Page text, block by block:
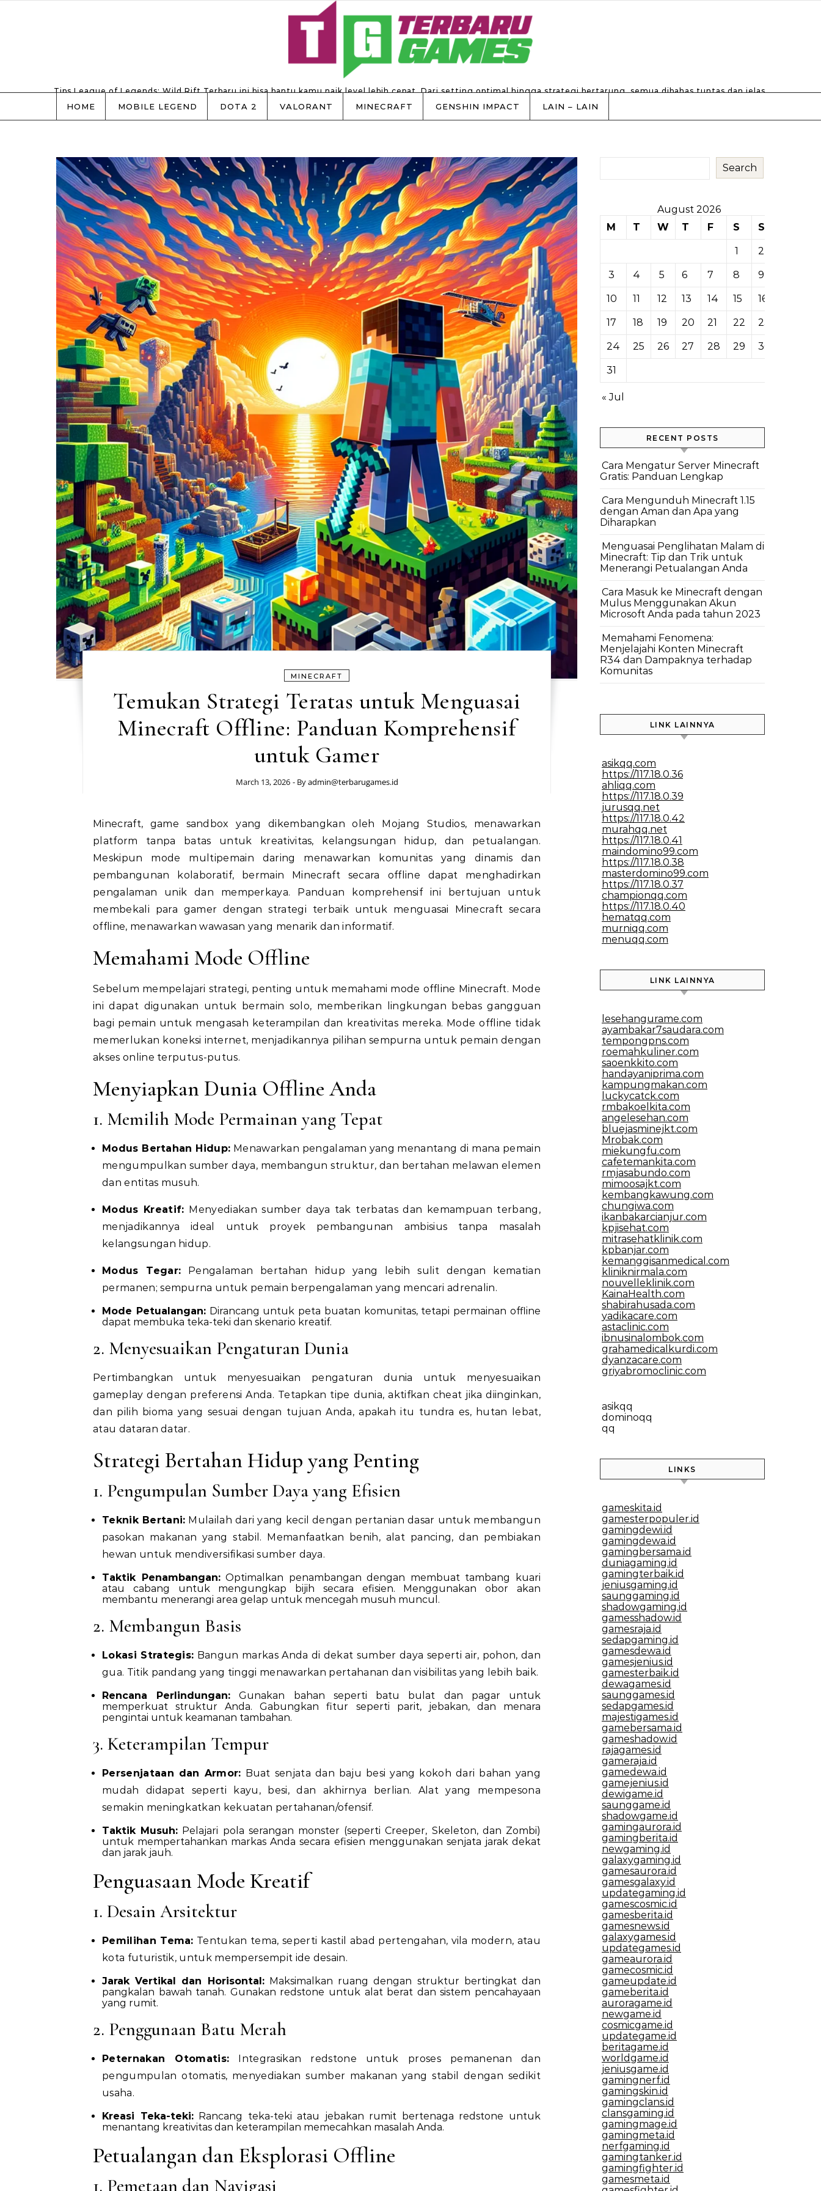
Skip to content
Tips League of Legends: Wild Rift Terbaru ini bisa bantu kamu naik level lebih cepat. Dari setting optimal hingga strategi bertarung, semua dibahas tuntas dan jelas.
HOME MOBILE LEGEND DOTA 2 VALORANT MINECRAFT GENSHIN IMPACT LAIN – LAIN
MINECRAFT
Temukan Strategi Teratas untuk Menguasai
Minecraft Offline: Panduan Komprehensif
untuk Gamer
March 13, 2026 - Byadmin@terbarugames.id
Minecraft, game sandbox yang dikembangkan oleh Mojang Studios, menawarkan
platform tanpa batas untuk kreativitas, kelangsungan hidup, dan petualangan.
Meskipun mode multipemain daring menawarkan komunitas yang dinamis dan
pembangunan kolaboratif, bermain Minecraft secara offline dapat menghadirkan
pengalaman unik dan memperkaya. Panduan komprehensif ini bertujuan untuk
membekali para gamer dengan strategi terbaik untuk menguasai Minecraft secara
offline, menawarkan wawasan yang menarik dan informatif.
Memahami Mode Offline
Sebelum mempelajari strategi, penting untuk memahami mode offline Minecraft. Mode
ini dapat digunakan untuk bermain solo, memberikan lingkungan bebas gangguan
bagi pemain untuk mengasah keterampilan dan kreativitas mereka. Mode offline tidak
memerlukan koneksi internet, menjadikannya pilihan sempurna untuk pemain dengan
akses online terputus-putus.
Menyiapkan Dunia Offline Anda
1. Memilih Mode Permainan yang Tepat
Modus Bertahan Hidup: Menawarkan pengalaman yang menantang di mana pemain
mengumpulkan sumber daya, membangun struktur, dan bertahan melawan elemen
dan entitas musuh.
Modus Kreatif: Menyediakan sumber daya tak terbatas dan kemampuan terbang,
menjadikannya ideal untuk proyek pembangunan ambisius tanpa masalah
kelangsungan hidup.
Modus Tegar: Pengalaman bertahan hidup yang lebih sulit dengan kematian
permanen; sempurna untuk pemain berpengalaman yang mencari adrenalin.
Mode Petualangan:Dirancang untuk peta buatan komunitas, tetapi permainan offline
dapat membuka teka-teki dan skenario kreatif.
2. Menyesuaikan Pengaturan Dunia
Pertimbangkan untuk menyesuaikan pengaturan dunia untuk menyesuaikan
gameplay dengan preferensi Anda. Tetapkan tipe dunia, aktifkan cheat jika diinginkan,
dan pilih bioma yang sesuai dengan tujuan Anda, apakah itu tundra es, hutan lebat,
atau dataran datar.
Strategi Bertahan Hidup yang Penting
1. Pengumpulan Sumber Daya yang Efisien
Teknik Bertani: Mulailah dari yang kecil dengan pertanian dasar untuk membangun
pasokan makanan yang stabil. Memanfaatkan benih, alat pancing, dan pembiakan
hewan untuk mendiversifikasi sumber daya.
Taktik Penambangan:Optimalkan penambangan dengan membuat tambang kuari
atau cabang untuk mengungkap bijih secara efisien. Menggunakan obor akan
membantu menerangi area gelap untuk mencegah musuh muncul.
2. Membangun Basis
Lokasi Strategis: Bangun markas Anda di dekat sumber daya seperti air, pohon, dan
gua. Titik pandang yang tinggi menawarkan pertahanan dan visibilitas yang lebih baik.
Rencana Perlindungan: Gunakan bahan seperti batu bulat dan pagar untuk
memperkuat struktur Anda. Gabungkan fitur seperti parit, jebakan, dan menara
pengintai untuk keamanan tambahan.
3. Keterampilan Tempur
Persenjataan dan Armor: Buat senjata dan baju besi yang kokoh dari bahan yang
mudah didapat seperti kayu, besi, dan akhirnya berlian. Alat yang mempesona
semakin meningkatkan kekuatan pertahanan/ofensif.
Taktik Musuh: Pelajari pola serangan monster (seperti Creeper, Skeleton, dan Zombi)
untuk mempertahankan markas Anda secara efisien menggunakan senjata jarak dekat
dan jarak jauh.
Penguasaan Mode Kreatif
1. Desain Arsitektur
Pemilihan Tema: Tentukan tema, seperti kastil abad pertengahan, vila modern, atau
kota futuristik, untuk mempersempit ide desain.
Jarak Vertikal dan Horisontal:Maksimalkan ruang dengan struktur bertingkat dan
pangkalan bawah tanah. Gunakan redstone untuk alat berat dan sistem pencahayaan
yang rumit.
2. Penggunaan Batu Merah
Peternakan Otomatis: Integrasikan redstone untuk proses pemanenan dan
pengumpulan otomatis, menyediakan sumber makanan yang stabil dengan sedikit
usaha.
Kreasi Teka-teki:Rancang teka-teki atau jebakan rumit bertenaga redstone untuk
menantang kreativitas dan keterampilan memecahkan masalah Anda.
Petualangan dan Eksplorasi Offline
1. Pemetaan dan Navigasi
Search
August 2026
M
T W T F S S
1 2
3 4 5 6 7 8 9
10 11 12 13 14 15 16
17 18 19 20 21 22 23
24 25 26 27 28 29 30
31
« Jul
RECENT POSTS
Cara Mengatur Server Minecraft
Gratis: Panduan Lengkap
Cara Mengunduh Minecraft 1.15
dengan Aman dan Apa yang
Diharapkan
Menguasai Penglihatan Malam di
Minecraft: Tip dan Trik untuk
Menerangi Petualangan Anda
Cara Masuk ke Minecraft dengan
Mulus Menggunakan Akun
Microsoft Anda pada tahun 2023
Memahami Fenomena:
Menjelajahi Konten Minecraft
R34 dan Dampaknya terhadap
Komunitas
LINK LAINNYA
asikqq.com
https://117.18.0.36
ahliqq.com
https://117.18.0.39
jurusqq.net
https://117.18.0.42
murahqq.net
https://117.18.0.41
maindomino99.com
https://117.18.0.38
masterdomino99.com
https://117.18.0.37
championqq.com
https://117.18.0.40
hematqq.com
murniqq.com
menuqq.com
LINK LAINNYA
lesehangurame.com
ayambakar7saudara.com
tempongpns.com
roemahkuliner.com
saoenkkito.com
handayaniprima.com
kampungmakan.com
luckycatck.com
rmbakoelkita.com
angelesehan.com
bluejasminejkt.com
Mrobak.com
miekungfu.com
cafetemankita.com
rmjasabundo.com
mimoosajkt.com
kembangkawung.com
chungiwa.com
ikanbakarcianjur.com
kpjisehat.com
mitrasehatklinik.com
kpbanjar.com
kemanggisanmedical.com
kliniknirmala.com
nouvelleklinik.com
KainaHealth.com
shabirahusada.com
yadikacare.com
astaclinic.com
ibnusinalombok.com
grahamedicalkurdi.com
dyanzacare.com
griyabromoclinic.com
asikqq
dominoqq
qq
LINKS
gameskita.id
gamesterpopuler.id
gamingdewi.id
gamingdewa.id
gamingbersama.id
duniagaming.id
gamingterbaik.id
jeniusgaming.id
saunggaming.id
shadowgaming.id
gamesshadow.id
gamesraja.id
sedapgaming.id
gamesdewa.id
gamesjenius.id
gamesterbaik.id
dewagames.id
saunggames.id
sedapgames.id
majestigames.id
gamebersama.id
gameshadow.id
rajagames.id
gameraja.id
gamedewa.id
gamejenius.id
dewigame.id
saunggame.id
shadowgame.id
gamingaurora.id
gamingberita.id
newgaming.id
galaxygaming.id
gamesaurora.id
gamesgalaxy.id
updategaming.id
gamescosmic.id
gamesberita.id
gamesnews.id
galaxygames.id
updategames.id
gameaurora.id
gamecosmic.id
gameupdate.id
gameberita.id
auroragame.id
newgame.id
cosmicgame.id
updategame.id
beritagame.id
worldgame.id
jeniusgame.id
gamingnerf.id
gamingskin.id
gamingclans.id
clansgaming.id
gamingmage.id
gamingmeta.id
nerfgaming.id
gamingtanker.id
gamingfighter.id
gamesmeta.id